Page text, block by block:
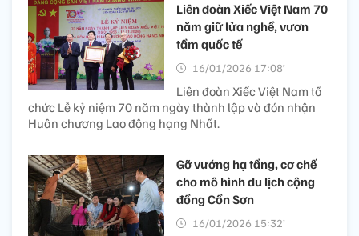
Liên đoàn Xiếc Việt Nam 70
năm giữ lửa nghề, vươn
tầm quốc tế
16/01/2026 17:08’
Liên đoàn Xiếc Việt Nam tổ
chức Lễ kỷ niệm 70 năm ngày thành lập và đón nhận
Huân chương Lao động hạng Nhất.
Gỡ vướng hạ tầng, cơ chế
cho mô hình du lịch cộng
đồng Cồn Sơn
16/01/2026 15:32’